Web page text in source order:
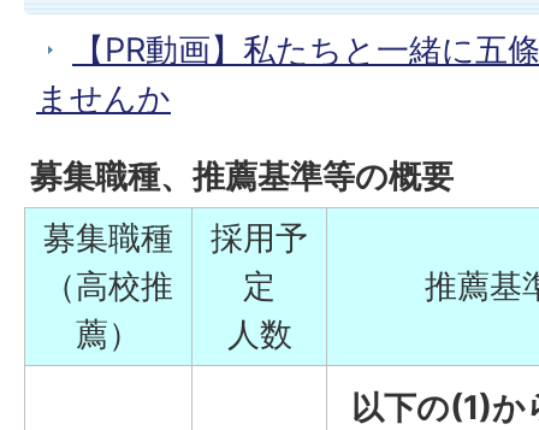
【PR動画】私たちと一緒に五
ませんか
募集職種、推薦基準等の概要
募集職種
（高校推
薦）
採用予
定
人数
推薦基
以下の(1)